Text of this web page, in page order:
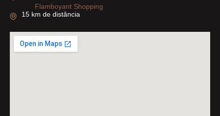
Flamboyant Shopping
15 km de distância